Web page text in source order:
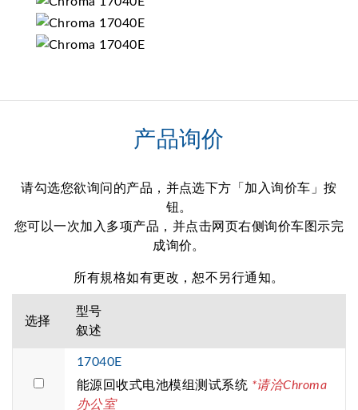
产品询价
请勾选您欲询问的产品，并点选下方「加入询价车」按
钮。
您可以一次加入多项产品，并点击网页右侧询价车图示完
成询价。
所有規格如有更改，恕不另行通知。
选择
型号
叙述
17040E
能源回收式电池模组测试系统 *请洽Chroma
办公室